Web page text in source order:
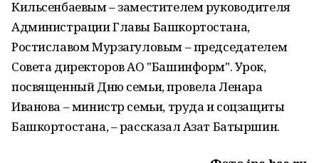
Кильсенбаевым – заместителем руководителя
Администрации Главы Башкортостана,
Ростиславом Мурзагуловым – председателем
Совета директоров АО "Башинформ". Урок,
посвященный Дню семьи, провела Ленара
Иванова – министр семьи, труда и соцзащиты
Башкортостана, – рассказал Азат Батыршин.